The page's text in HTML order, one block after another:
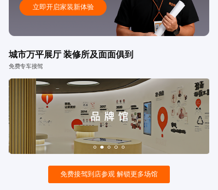
立即开启家装新体验
城市万平展厅 装修所及面面俱到
免费专车接驾
免费接驾到店参观 解锁更多场馆